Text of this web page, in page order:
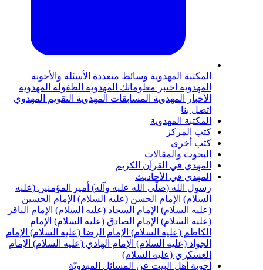
المهدويةوسائط متعددةالأسئلة والأجوبة
اختبر معلوماتك المهدويةالطفولة المهدوية
المهدويةالمسابقات المهدويةالتقويم المهدوي
المهدوية
والمقالات
في القرآن الكريم
في الأحاديث
الله (صلّى الله عليه وآله) أمير المؤمنين (عليه
الإمام الحسن (عليه السلام) الإمام الحسين
الإمام السجاد (عليه السلام) الإمام الباقر
الإمام الصادق (عليه السلام) الإمام
(عليه السلام) الإمام الرضا (عليه السلام) الإمام
(عليه السلام) الإمام الهادي (عليه السلام) الإمام
(عليه السلام)
أهل البيت عن المسائل المهدويّة